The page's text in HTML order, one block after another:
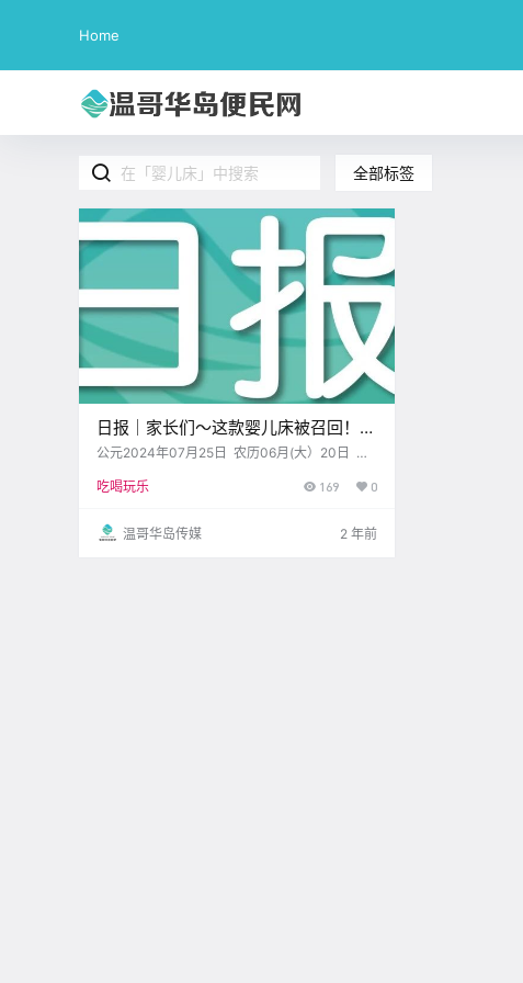
Home
全部标签
日报｜家长们～这款婴儿床被召回！下
周的降雨或将帮助扑灭Sooke的山火！
公元2024年07月25日 农历06月(大）20日 星
吃喝玩乐 169 0
温哥华岛传媒 2 年前